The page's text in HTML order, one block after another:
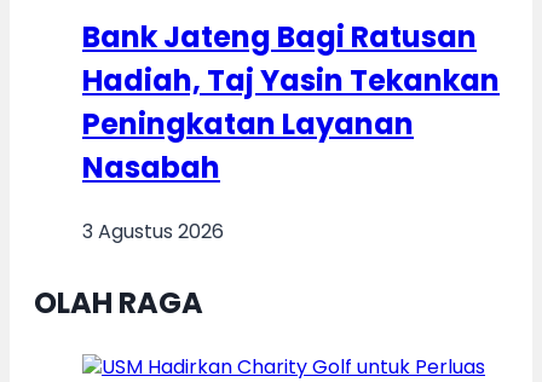
Bank Jateng Bagi Ratusan
Hadiah, Taj Yasin Tekankan
Peningkatan Layanan
Nasabah
3 Agustus 2026
OLAH RAGA